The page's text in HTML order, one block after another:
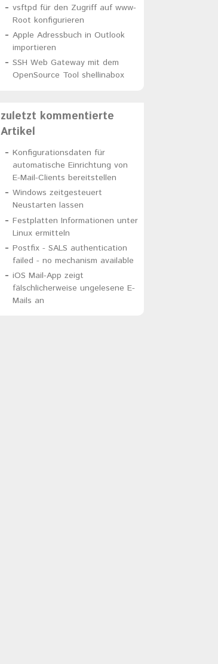
vsftpd für den Zugriff auf www-
Root konfigurieren
Apple Adressbuch in Outlook
importieren
SSH Web Gateway mit dem
OpenSource Tool shellinabox
zuletzt kommentierte
Artikel
Konfigurationsdaten für
automatische Einrichtung von
E-Mail-Clients bereitstellen
Windows zeitgesteuert
Neustarten lassen
Festplatten Informationen unter
Linux ermitteln
Postfix - SALS authentication
failed - no mechanism available
iOS Mail-App zeigt
fälschlicherweise ungelesene E-
Mails an